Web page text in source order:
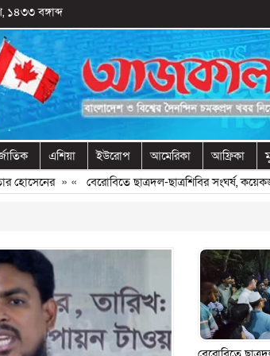
১৪৩৩ বঙ্গাব্দ
এশিয়া ইউরোপ আমেরিকা আফ্রিকা
» « বেরোবিতে ছাত্রদল-ছাত্রশিবির সংঘর্ষ,